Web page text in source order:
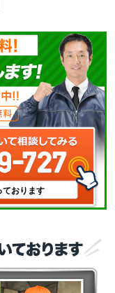
ております